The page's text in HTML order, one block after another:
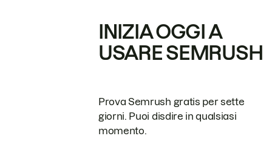
INIZIA OGGI A
USARE SEMRUSH
Prova Semrush gratis per sette
giorni. Puoi disdire in qualsiasi
momento.